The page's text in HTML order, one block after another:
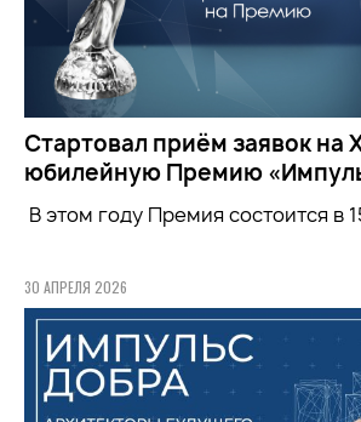
Стартовал приём заявок на
юбилейную Премию
В этом году Премия состоится в
30 АПРЕЛЯ 2026